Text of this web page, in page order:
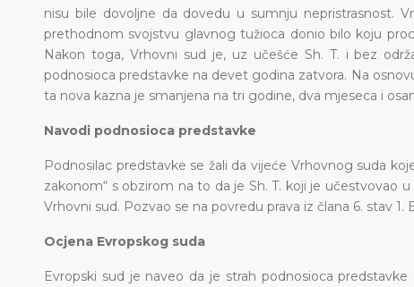
nisu bile dovoljne da dovedu u sumnju nepristrasnost.
prethodnom svojstvu glavnog tužioca donio bilo koju
Nakon toga, Vrhovni sud je, uz učešće Sh. T. i bez
podnosioca predstavke na devet godina zatvora. Na
ta nova kazna je smanjena na tri godine, dva mjeseca i
Navodi podnosioca predstavke
Podnosilac predstavke se žali da vijeće Vrhovnog suda
zakonom“ s obzirom na to da je Sh. T. koji je učestvovao
Vrhovni sud. Pozvao se na povredu prava iz člana 6. stav 1.
Ocjena Evropskog suda
Evropski sud je naveo da je strah podnosioca